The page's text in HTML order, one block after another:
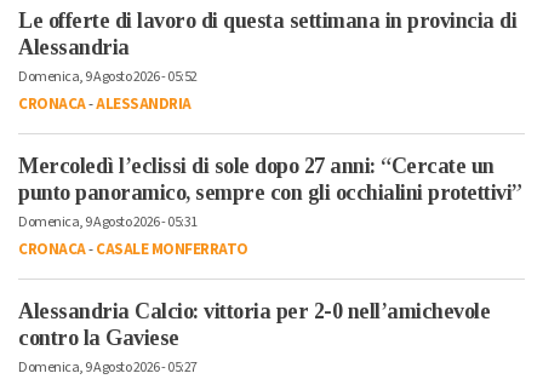
Le offerte di lavoro di questa settimana in provincia di
Alessandria
Domenica, 9 Agosto 2026 - 05:52
CRONACA-ALESSANDRIA
Mercoledì l’eclissi di sole dopo 27 anni: “Cercate un
punto panoramico, sempre con gli occhialini protettivi”
Domenica, 9 Agosto 2026 - 05:31
CRONACA-CASALE MONFERRATO
Alessandria Calcio: vittoria per 2-0 nell’amichevole
contro la Gaviese
Domenica, 9 Agosto 2026 - 05:27